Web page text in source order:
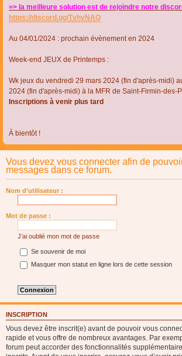
=> la meilleure solution est de rejoindre notre
https://discord.gg/TvhyNAQ
Au 04/01/2024 : prochain évènement en 2024
Week-end JEUX de Printemps :
Wk jeux du vendredi 29 mars 2024 (fin d'après-midi)
2024 (fin d'après-midi) à la MFR de Saint-Firmin-des-
Inscriptions à venir plus tard
À bientôt !
Vous devez vous connecter afin de
messages dans ce forum.
Nom d’utilisateur :
Mot de passe :
J’ai oublié mon mot de passe
Se souvenir de moi
Masquer mon statut en ligne lors de cette session
INSCRIPTION
Vous devez être inscrit(e) avant de pouvoir vous
rapide et vous offre de nombreux avantages. Par
forum peut accorder des fonctionnalités